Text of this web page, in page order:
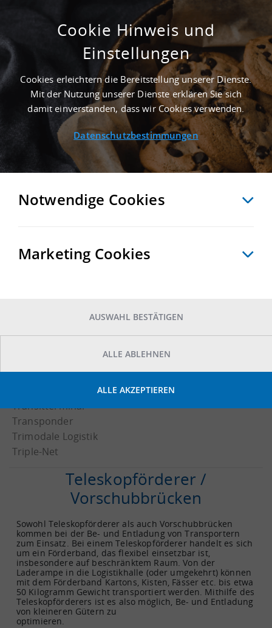
LOXIKON
Startseite LoXikon
/
Teleskopförderer / Vorschubbrücken
Das Loxikon von
Logivest
INDUSTRIEIMMOBILIEN.
O Ö P Q R S T U
Z
Teleskopförderer / Vorschubbrücken
Tourenplanung
Tracking and Tracing
Transitterminal
Transponder
Trimodale Logistik
Triple-Net
Teleskopförderer /
Vorschubbrücken
Sowohl Teleskopförderer als auch Vorschubbrücken
kommen bei der Be- und Entladung von Transportern
zum Einsatz. Bei einem Teleskopförderer handelt es sich
um ein Förderband, das flexibel einsetzbar ist,
insbesondere auf beschränktem Raum. Von der
Laderampe in die Logistikhalle (oder umgekehrt) können
mit dem Förderband Kartons, Kisten, Fässer etc. bis etwa
50 Kilogramm Gewicht transportiert werden. Mithilfe des
Teleskopförderers ist es also möglich, Be- und Entladung
von kleineren Gütern zu
optimieren.
Cookie Hinweis und
Einstellungen
Cookies erleichtern die Bereitstellung unserer Dienste.
Mit der Nutzung unserer Dienste erklären Sie sich
damit einverstanden, dass wir Cookies verwenden.
Datenschutzbestimmungen
Notwendige Cookies
Marketing Cookies
AUSWAHL BESTÄTIGEN
ALLE ABLEHNEN
ALLE AKZEPTIEREN